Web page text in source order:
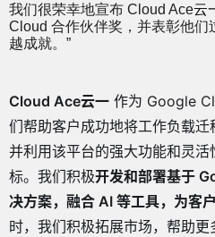
我们很荣幸地宣布 Cloud Ace云
Cloud 合作伙伴奖，并表彰他们
越成就。”
Cloud Ace云一 作为 Google
们帮助客户成功地将工作负载
并利用该平台的强大功能和灵活
标。我们积极开发和部署基于
决方案，融合 AI 等工具，为客
时，我们积极拓展市场，帮助